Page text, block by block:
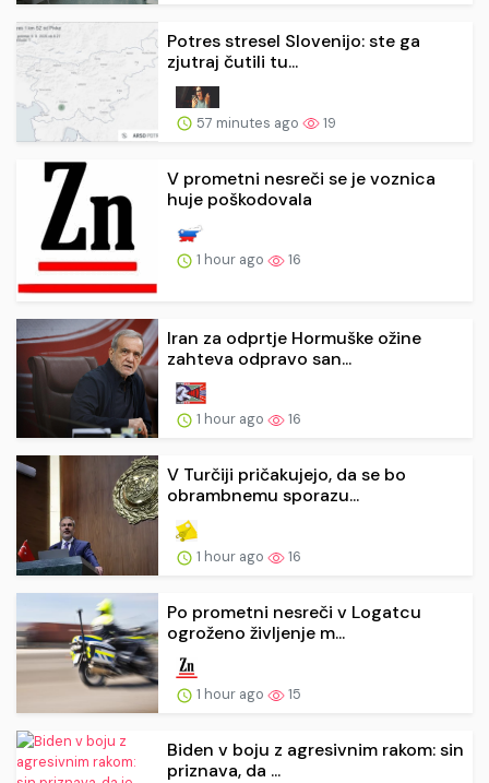
Potres stresel Slovenijo: ste ga
zjutraj čutili tu...
57 minutes ago 19
V prometni nesreči se je voznica
huje poškodovala
1 hour ago 16
Iran za odprtje Hormuške ožine
zahteva odpravo san...
1 hour ago 16
V Turčiji pričakujejo, da se bo
obrambnemu sporazu...
1 hour ago 16
Po prometni nesreči v Logatcu
ogroženo življenje m...
1 hour ago 15
Biden v boju z agresivnim rakom: sin
priznava, da ...